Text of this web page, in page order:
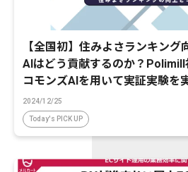
【全国初】住みよさランキン
AIはどう貢献するのか？
コモンズAIを用いて実証実験を
2024/12/25
Today's PICK UP